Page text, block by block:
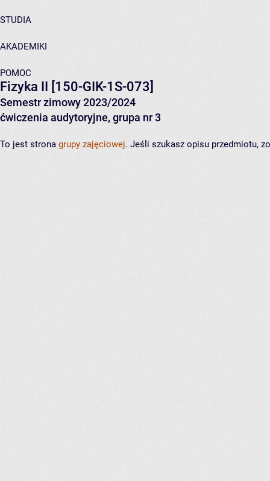
STUDIA
AKADEMIKI
POMOC
Fizyka II [150-GIK-1S-073]
Semestr zimowy 2023/2024
ćwiczenia audytoryjne, grupa nr 3
To jest strona grupy zajęciowej. Jeśli szukasz opisu przedmiotu,